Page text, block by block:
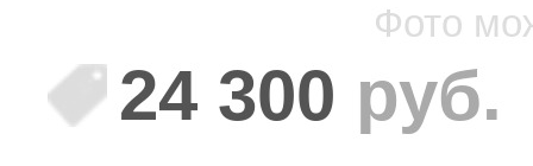
24 300 руб.
Фото